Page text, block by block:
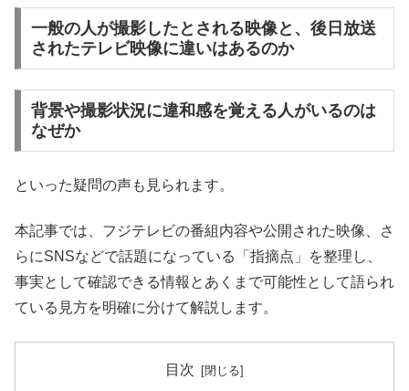
一般の人が撮影したとされる映像と、後日放送
されたテレビ映像に違いはあるのか
背景や撮影状況に違和感を覚える人がいるのは
なぜか
といった疑問の声も見られます。
本記事では、フジテレビの番組内容や公開された映像、さ
らにSNSなどで話題になっている「指摘点」を整理し、
事実として確認できる情報とあくまで可能性として語られ
ている見方を明確に分けて解説します。
目次